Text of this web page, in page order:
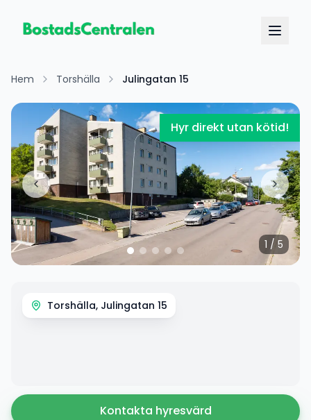
Hem Torshälla Julingatan 15
Hyr direkt utan kötid!
1 / 5
Torshälla, Julingatan 15
Kontakta hyresvärd